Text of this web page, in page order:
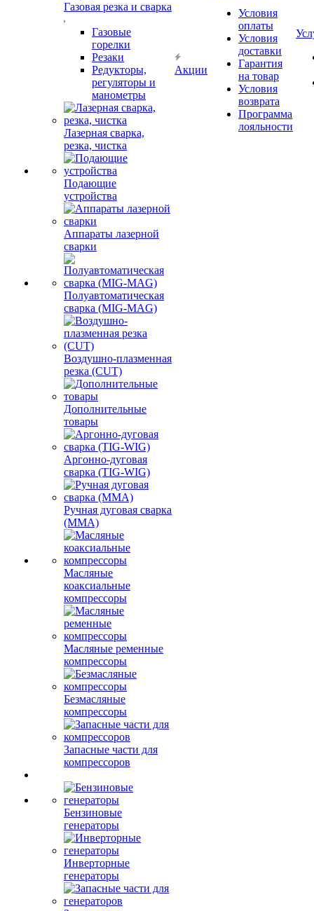
Газовая резка и сварка
Газовые
горелки
Резаки
Редукторы,
регуляторы и
манометры
Лазерная сварка,
резка, чистка
Подающие
устройства
Аппараты лазерной
сварки
Полуавтоматическая
сварка (MIG-MAG)
Воздушно-плазменная
резка (CUT)
Дополнительные
товары
Аргонно-дуговая
сварка (TIG-WIG)
Ручная дуговая сварка
(MMA)
Масляные
коаксиальные
компрессоры
Масляные ременные
компрессоры
Безмасляные
компрессоры
Запасные части для
компрессоров
Бензиновые
генераторы
Инверторные
генераторы
Акции
Условия
оплаты
Условия
доставки
Гарантия
на товар
Условия
возврата
Программа
лояльности